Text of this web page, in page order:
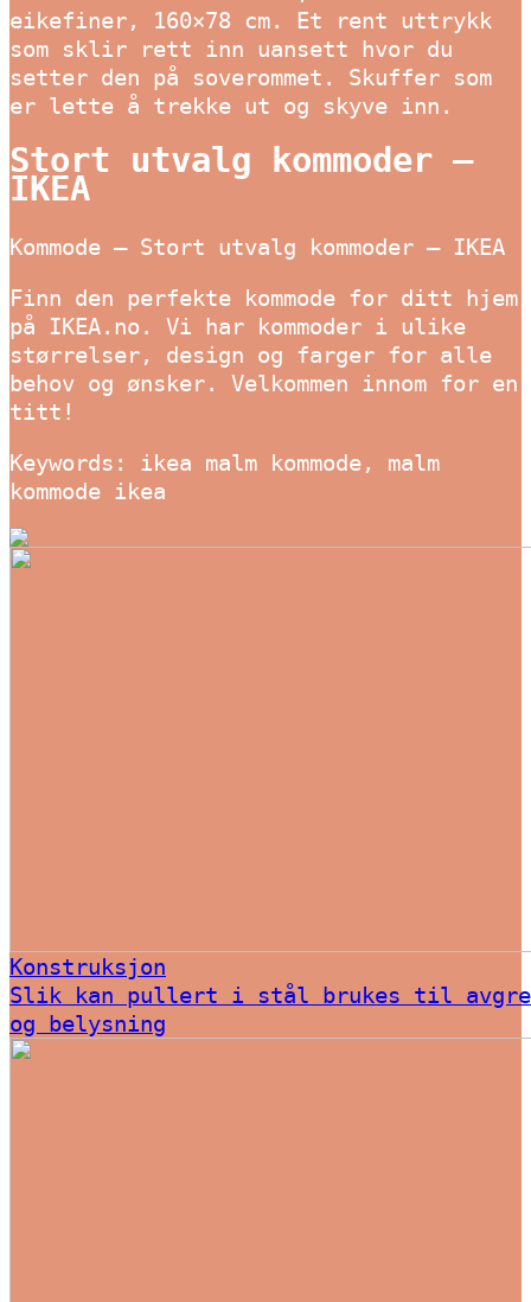
eikefiner, 160×78 cm. Et rent uttrykk
som sklir rett inn uansett hvor du
setter den på soverommet. Skuffer som
er lette å trekke ut og skyve inn.
Stort utvalg kommoder –
IKEA
Kommode – Stort utvalg kommoder – IKEA
Finn den perfekte kommode for ditt hjem
på IKEA.no. Vi har kommoder i ulike
størrelser, design og farger for alle
behov og ønsker. Velkommen innom for en
titt!
Keywords: ikea malm kommode, malm
kommode ikea
Konstruksjon
Slik kan pullert i stål brukes til
og belysning